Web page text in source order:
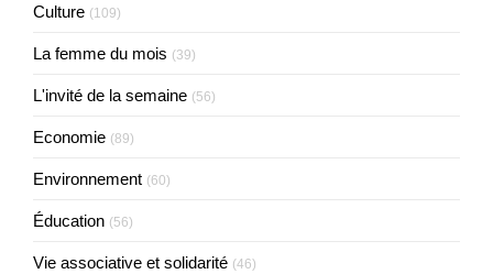
Culture (109)
La femme du mois (39)
L'invité de la semaine (56)
Economie (89)
Environnement (60)
Éducation (56)
Vie associative et solidarité (46)